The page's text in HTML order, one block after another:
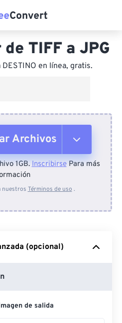
TIFF a JPG
en línea, gratis.
Archivos
dispositivo
Drive
1GB.InscribirsePara más
nuestros Términos de uso .
(opcional)
de salida